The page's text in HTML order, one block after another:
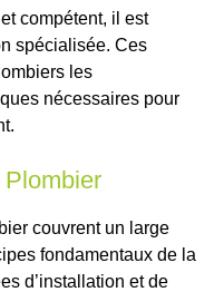
compétent, il est
spécialisée. Ces
les
nécessaires pour
couvrent un large
fondamentaux de la
d’installation et de